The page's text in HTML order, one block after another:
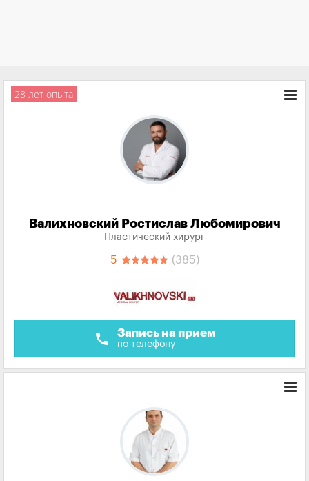
28 лет опыта
Валихновский Ростислав Любомирович
Пластический хирург
5 (385)
call Запись на прием
по телефону